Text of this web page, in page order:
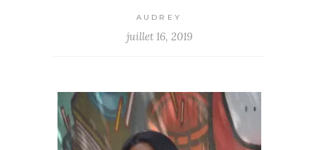
AUDREY
juillet 16, 2019